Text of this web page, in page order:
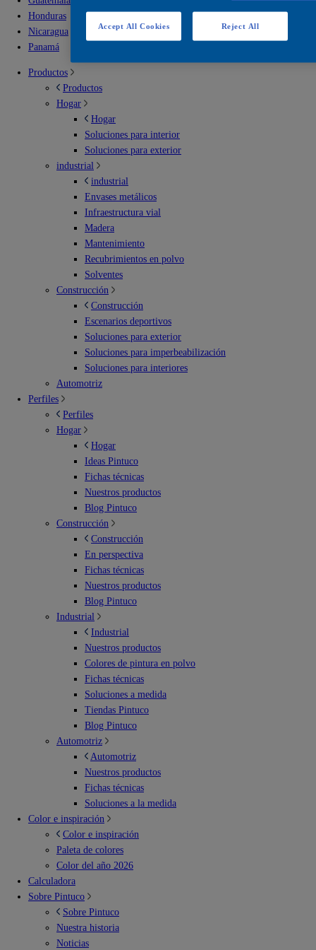
Honduras
Nicaragua
Panamá
Productos
Productos
Hogar
Hogar
Soluciones para interior
Soluciones para exterior
industrial
industrial
Envases metálicos
Infraestructura vial
Madera
Mantenimiento
Recubrimientos en polvo
Solventes
Construcción
Construcción
Escenarios deportivos
Soluciones para exterior
Soluciones para imperbeabilización
Soluciones para interiores
Automotriz
Perfiles
Perfiles
Hogar
Hogar
Ideas Pintuco
Fichas técnicas
Nuestros productos
Blog Pintuco
Construcción
Construcción
En perspectiva
Fichas técnicas
Nuestros productos
Blog Pintuco
Industrial
Industrial
Nuestros productos
Colores de pintura en polvo
Fichas técnicas
Soluciones a medida
Tiendas Pintuco
Blog Pintuco
Automotriz
Automotriz
Nuestros productos
Fichas técnicas
Soluciones a la medida
Color e inspiración
Color e inspiración
Paleta de colores
Color del año 2026
Calculadora
Sobre Pintuco
Sobre Pintuco
Nuestra historia
Noticias
Reject All
Accept All Cookies